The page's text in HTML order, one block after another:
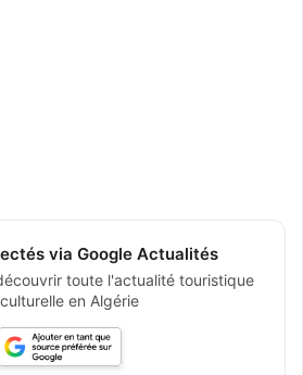
via Google Actualités
toute l'actualité touristique
en Algérie